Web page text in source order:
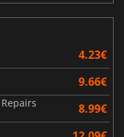
4.23€
9.66€
8.99€